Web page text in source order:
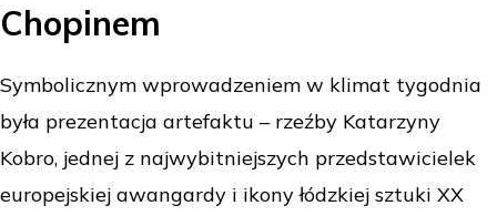
Chopinem
Symbolicznym wprowadzeniem w klimat tygodnia
była prezentacja artefaktu – rzeźby Katarzyny
Kobro, jednej z najwybitniejszych przedstawicielek
europejskiej awangardy i ikony łódzkiej sztuki XX